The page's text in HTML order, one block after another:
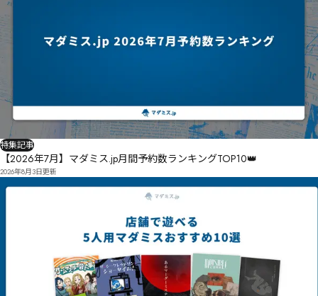
特集記事
【2026年7月】マダミス.jp月間予約数ランキングTOP10👑
2026年8月3日更新